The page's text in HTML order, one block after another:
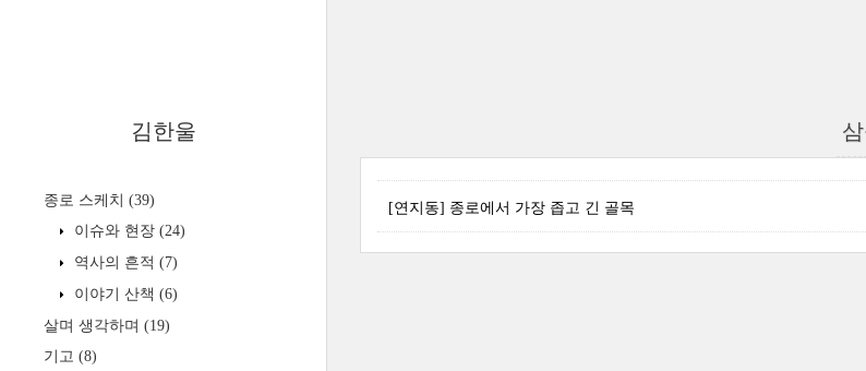
김한울
종로 스케치 (39)
이슈와 현장 (24)
역사의 흔적 (7)
이야기 산책 (6)
살며 생각하며 (19)
기고 (8)
[연지동] 종로에서 가장 좁고 긴 골목